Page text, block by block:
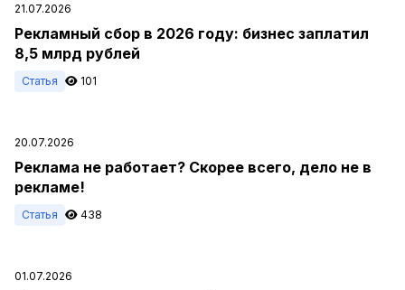
21.07.2026
Рекламный сбор в 2026 году: бизнес заплатил
8,5 млрд рублей
Статья 101
20.07.2026
Реклама не работает? Скорее всего, дело не в
рекламе!
Статья 438
01.07.2026